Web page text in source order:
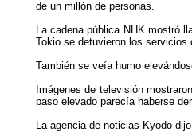
de un millón de personas.
La cadena pública NHK mostró
Tokio se detuvieron los servicios
También se veía humo
Imágenes de televisión
paso elevado parecía haberse
La agencia de noticias Kyodo